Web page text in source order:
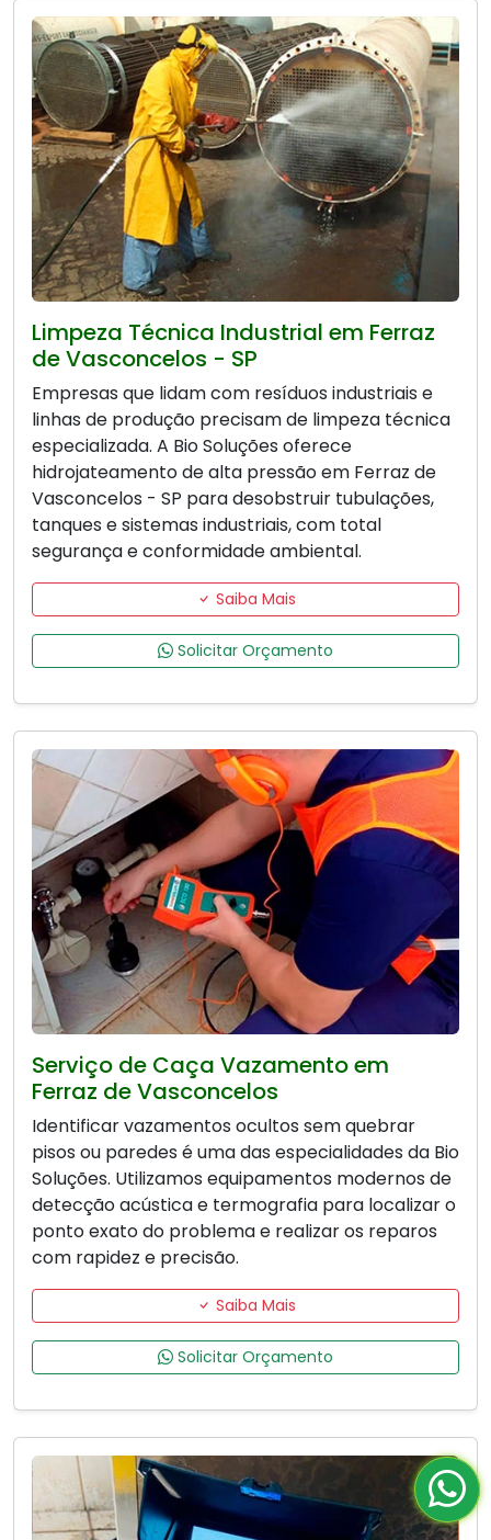
Limpeza Técnica Industrial em Ferraz
de Vasconcelos - SP
Empresas que lidam com resíduos industriais e
linhas de produção precisam de limpeza técnica
especializada. A Bio Soluções oferece
hidrojateamento de alta pressão em Ferraz de
Vasconcelos - SP para desobstruir tubulações,
tanques e sistemas industriais, com total
segurança e conformidade ambiental.
Saiba Mais
Solicitar Orçamento
Serviço de Caça Vazamento em
Ferraz de Vasconcelos
Identificar vazamentos ocultos sem quebrar
pisos ou paredes é uma das especialidades da Bio
Soluções. Utilizamos equipamentos modernos de
detecção acústica e termografia para localizar o
ponto exato do problema e realizar os reparos
com rapidez e precisão.
Saiba Mais
Solicitar Orçamento